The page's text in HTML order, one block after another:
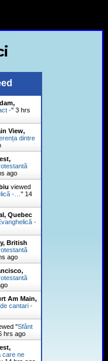
-" 3 hrs
View,
dintre
ago
viewed
-… " 14
Quebec
-
British
ago
Am Main,
cantari -
"Sfânt
hrs ago
care ne